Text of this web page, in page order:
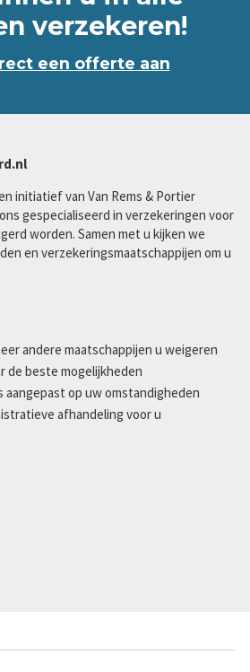
verzekeren!
een offerte aan
initiatief van Van Rems & Portier
gespecialiseerd in verzekeringen voor
worden. Samen met u kijken we
en verzekeringsmaatschappijen om u
andere maatschappijen u weigeren
de beste mogelijkheden
aangepast op uw omstandigheden
afhandeling voor u